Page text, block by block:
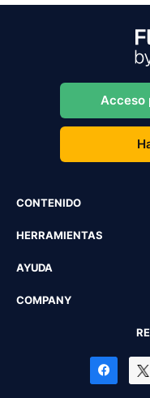
Acceso
CONTENIDO
HERRAMIENTAS
AYUDA
COMPANY